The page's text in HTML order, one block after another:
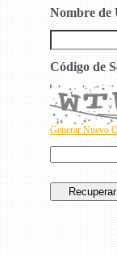
Nombre de
Código de
Generar Nuevo